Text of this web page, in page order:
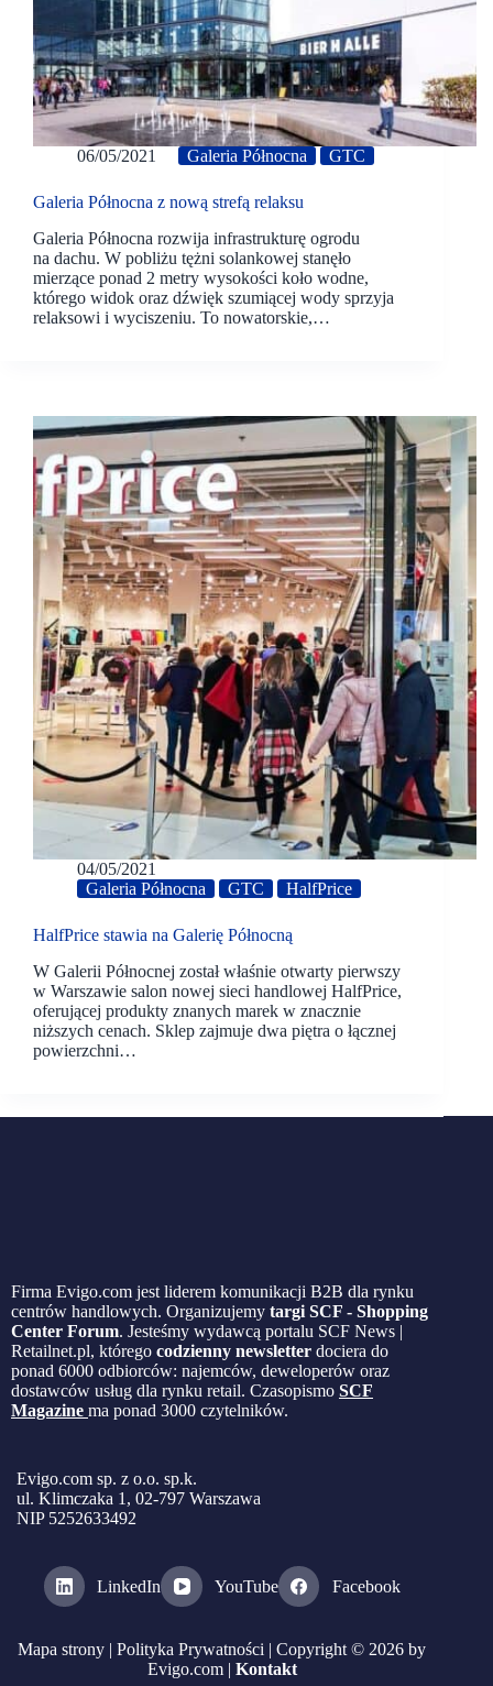
06/05/2021 Galeria Północna GTC
Galeria Północna z nową strefą relaksu
Galeria Północna rozwija infrastrukturę ogrodu
na dachu. W pobliżu tężni solankowej stanęło
mierzące ponad 2 metry wysokości koło wodne,
którego widok oraz dźwięk szumiącej wody sprzyja
relaksowi i wyciszeniu. To nowatorskie,…
04/05/2021
Galeria Północna
GTC HalfPrice
HalfPrice stawia na Galerię Północną
W Galerii Północnej został właśnie otwarty pierwszy
w Warszawie salon nowej sieci handlowej HalfPrice,
oferującej produkty znanych marek w znacznie
niższych cenach. Sklep zajmuje dwa piętra o łącznej
powierzchni…
Firma Evigo.com jest liderem komunikacji B2B dla rynku
centrów handlowych. Organizujemy targi SCF - Shopping
Center Forum. Jesteśmy wydawcą portalu SCF News |
Retailnet.pl, którego codzienny newsletter dociera do
ponad 6000 odbiorców: najemców, deweloperów oraz
dostawców usług dla rynku retail. Czasopismo SCF
Magazine ma ponad 3000 czytelników.
Evigo.com sp. z o.o. sp.k.
ul. Klimczaka 1, 02-797 Warszawa
NIP 5252633492
LinkedIn YouTube Facebook
Mapa strony |Polityka Prywatności | Copyright © 2026 by
Evigo.com | Kontakt